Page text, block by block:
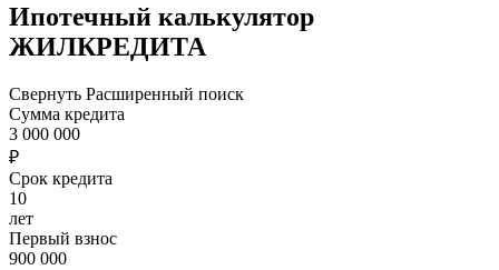
Ипотечный калькулятор
ЖИЛКРЕДИТА
Свернуть Расширенный поиск
Сумма кредита
3 000 000
₽
Срок кредита
10
лет
Первый взнос
900 000